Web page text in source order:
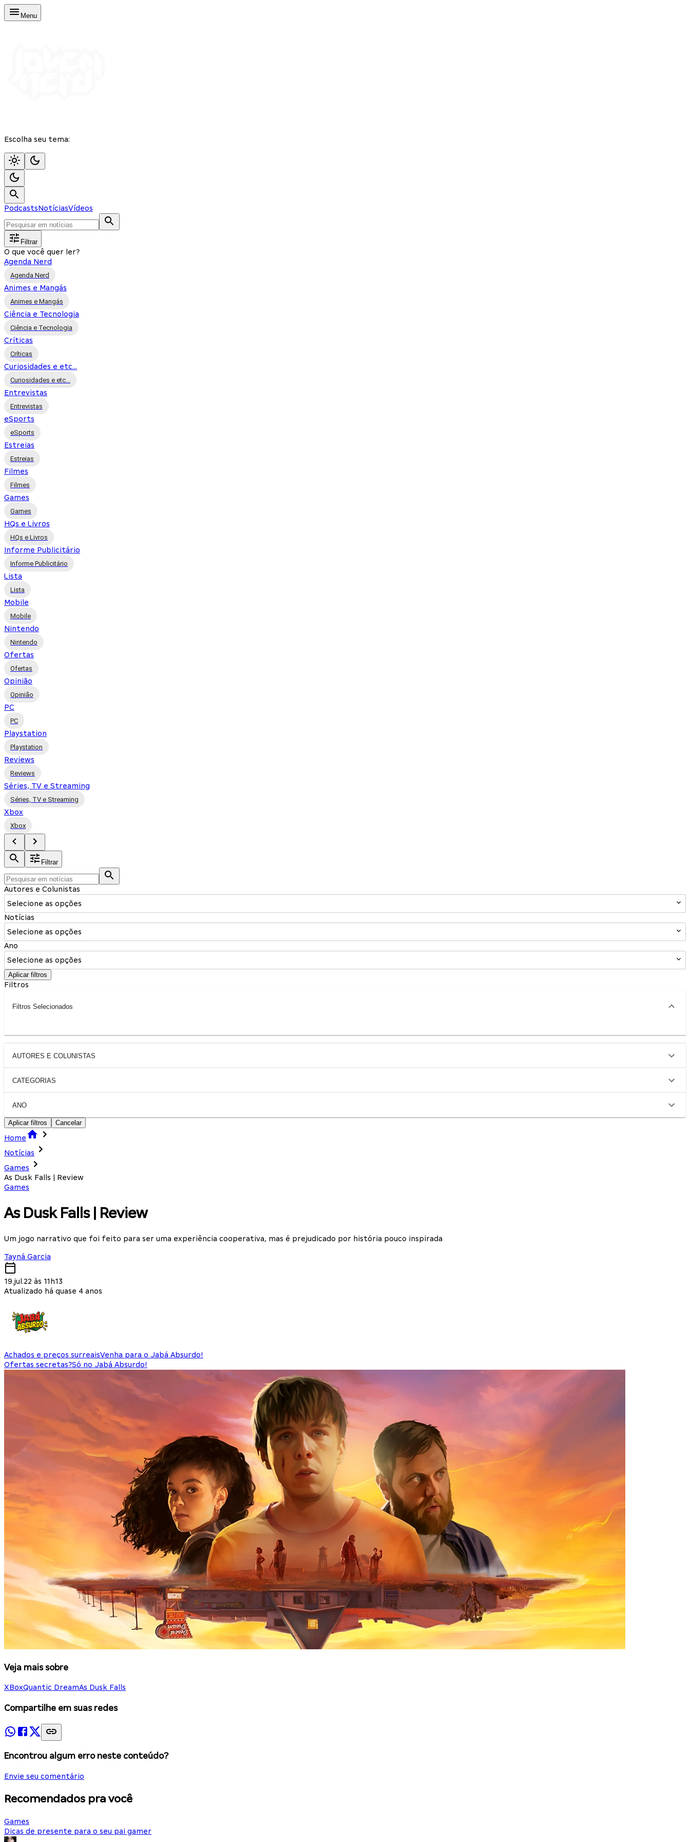
Menu
Escolha seu tema:
PodcastsNotíciasVídeos
Filtrar
O que você quer ler?
Agenda Nerd
Agenda Nerd
Animes e Mangás
Animes e Mangás
Ciência e Tecnologia
Ciência e Tecnologia
Críticas
Críticas
Curiosidades e etc...
Curiosidades e etc...
Entrevistas
Entrevistas
eSports
eSports
Estreias
Estreias
Filmes
Filmes
Games
Games
HQs e Livros
HQs e Livros
Informe Publicitário
Informe Publicitário
Lista
Lista
Mobile
Mobile
Nintendo
Nintendo
Ofertas
Ofertas
Opinião
Opinião
PC
PC
Playstation
Playstation
Reviews
Reviews
Séries, TV e Streaming
Séries, TV e Streaming
Xbox
Xbox
Filtrar
Autores e Colunistas
Selecione as opções
Notícias
Selecione as opções
Ano
Selecione as opções
Aplicar filtros
Filtros
Filtros Selecionados
AUTORES E COLUNISTAS
CATEGORIAS
ANO
Aplicar filtros Cancelar
Home
Notícias
Games
As Dusk Falls | Review
Games
As Dusk Falls | Review
Um jogo narrativo que foi feito para ser uma experiência cooperativa, mas é prejudicado por história pouco inspirada
Tayná Garcia
19.jul.22 às 11h13
Atualizado há quase 4 anos
Achados e preços surreaisVenha para o Jabá Absurdo!
Ofertas secretas?Só no Jabá Absurdo!
Veja mais sobre
XBoxQuantic DreamAs Dusk Falls
Compartilhe em suas redes
Encontrou algum erro neste conteúdo?
Envie seu comentário
Recomendados pra você
Games
Dicas de presente para o seu pai gamer